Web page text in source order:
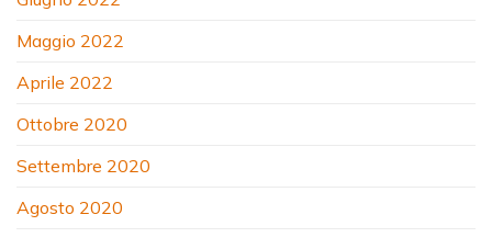
Maggio 2022
Aprile 2022
Ottobre 2020
Settembre 2020
Agosto 2020